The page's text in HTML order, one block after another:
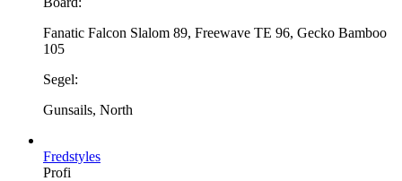
Fanatic Falcon Slalom 89, Freewave TE 96, Gecko Bamboo
105
Segel:
Gunsails, North
Fredstyles
Profi